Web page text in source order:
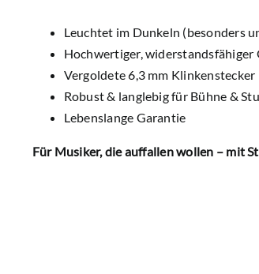
Leuchtet im Dunkeln (besonders
Hochwertiger, widerstandsfähiger
Vergoldete 6,3 mm Klinkenstecker
Robust & langlebigfür Bühne &
Lebenslange Garantie
Für Musiker, die auffallen wollen – mit